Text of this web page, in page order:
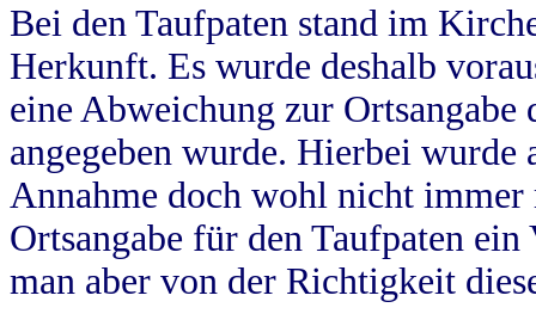
Bei den Taufpaten stand im
Herkunft. Es wurde deshalb
eine Abweichung zur
angegeben wurde. Hierbei wurde
Annahme doch wohl nicht
Ortsangabe für den Taufpaten
man aber von der Richtigkeit